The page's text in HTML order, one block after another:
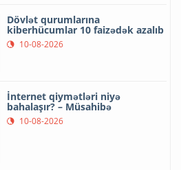
Dövlət qurumlarına
kiberhücumlar 10 faizədək azalıb
10-08-2026
İnternet qiymətləri niyə
bahalaşır? – Müsahibə
10-08-2026